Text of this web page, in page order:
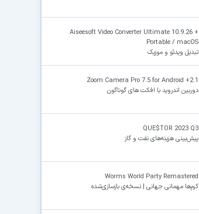
Aiseesoft Video Converter Ultimate 10.9.26 +
Portable / macOS
تبدیل ویدئو و موزیک
Zoom Camera Pro 7.5 for Android +2.1
دوربین اندروید با افکت های گوناگون
QUE$TOR 2023 Q3
پیش‌بینی هزینه‌های نفت و گاز
Worms World Party Remastered
کرم‌ها مهمانی جهانی | نسخه‌ی بازسازی‌شده